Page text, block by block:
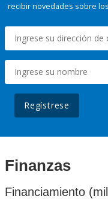
recibir novedades sobre
Regístrese
Finanzas
Financiamiento